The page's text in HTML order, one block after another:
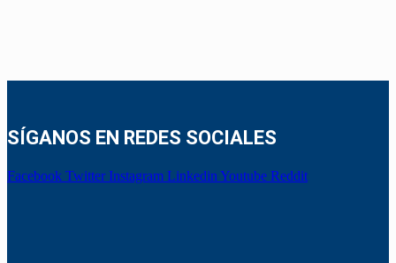
SÍGANOS EN REDES SOCIALES
Facebook Twitter Instagram Linkedin Youtube Reddit